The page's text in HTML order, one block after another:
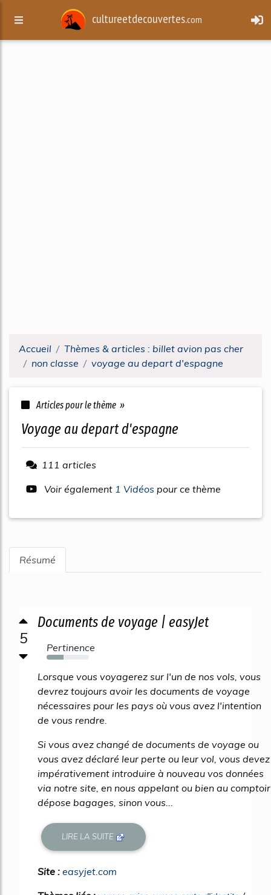
cultureetdecouvertes.com
Accueil
Thèmes & articles : billet avion pas cher
non classe
voyage au depart d'espagne
Articles pour le thème »
voyage au depart d'espagne
111 articles
Voir également 1 Vidéos pour ce thème
Résumé
5
Documents de voyage | easyJet
Pertinence
40%
Lorsque vous voyagerez sur l'un de nos vols, vous
devrez toujours avoir les documents de voyage
nécessaires pour les pays où vous avez l'intention
de vous rendre.
Si vous avez changé de documents de voyage ou
vous avez déclaré leur perte ou leur vol, vous devez
impérativement introduire à nouveau vos données
via notre site, en nous appelant ou bien au comptoir
dépose bagages, sinon vous...
LIRE LA SUITE
Site : easyjet.com